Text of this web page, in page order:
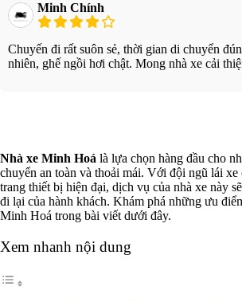
Minh Chính
Chuyến đi rất suôn sẻ, thời gian di chuyển
nhiên, ghế ngồi hơi chật. Mong nhà xe cải
Nhà xe Minh Hoá là lựa chọn hàng đầu cho
chuyển an toàn và thoải mái. Với đội ngũ lái xe
trang thiết bị hiện đại, dịch vụ của nhà xe này
đi lại của hành khách. Khám phá những ưu
Minh Hoá trong bài viết dưới đây.
Xem nhanh nội dung